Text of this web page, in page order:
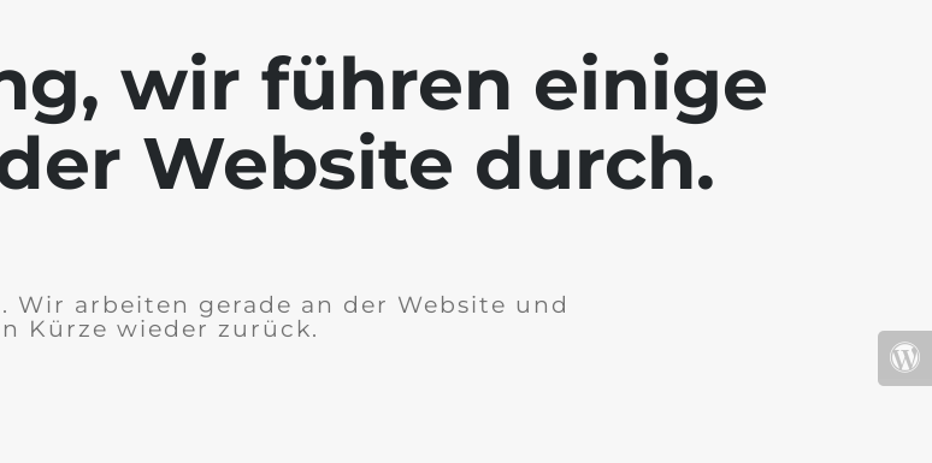
wir führen einige
Website durch.
Wir arbeiten gerade an der Website und
Kürze wieder zurück.